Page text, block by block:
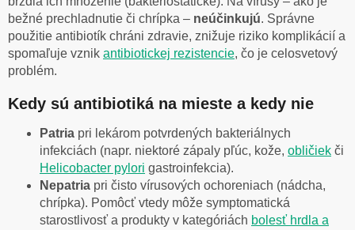
bežné prechladnutie či chrípka – neúčinkujú. Správne
použitie antibiotík chráni zdravie, znižuje riziko komplikácií a
spomaľuje vznik antibiotickej rezistencie, čo je celosvetový
problém.
Kedy sú antibiotiká na mieste a kedy nie
Patria pri lekárom potvrdených bakteriálnych
infekciách (napr. niektoré zápaly pľúc, kože, obličiek či
Helicobacter pylori gastroinfekcia).
Nepatria pri čisto vírusových ochoreniach (nádcha,
chrípka). Pomôcť vtedy môže symptomatická
starostlivosť a produkty v kategóriách bolesť hrdla a